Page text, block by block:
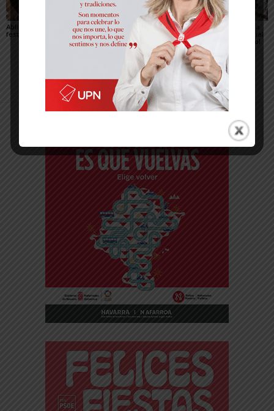
Ablitas abre el verano
festivo con sus peras
María Preciado,
concejala de Cadreita:
«Queremos unas fiestas
en las que todo el
mundo encuentre su
Sendaviva presenta la
programación especial
del eclipse total de Sol
del 12 de agosto